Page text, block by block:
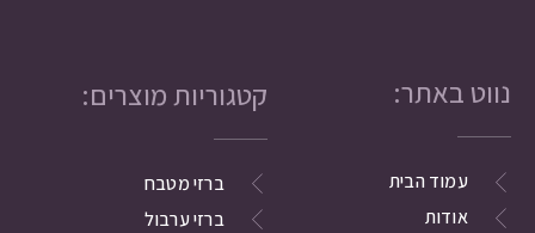
נווט באתר:
עמוד הבית
אודות
קטגוריות מוצרים:
ברזי מטבח
ברזי ערבול